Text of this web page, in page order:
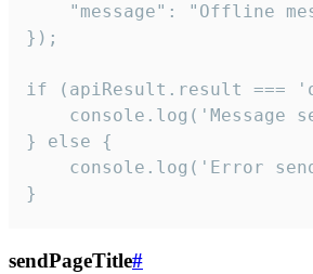
"message": "Offline
});
if (apiResult.result ===
console.log('Message
} else {
console.log('Error
}
sendPageTitle#